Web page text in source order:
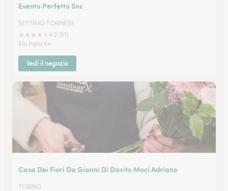
Evento Perfetto Snc
SETTIMO TORINESE
★★★★
4.2 (81)
Via Italia 64
Vedi il negozio
Casa Dei Fiori Da Gianni Di Davito Moci Adriano
TORINO